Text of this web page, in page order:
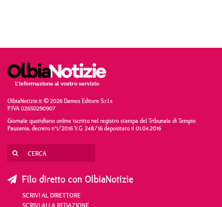
OlbiaNotizie.it © 2026 Damos Editore S.r.l.s
P.IVA 02650290907
Giornale quotidiano online iscritto nel registro stampa del Tribunale di Tempio
Pausania, decreto n°1/2016 V.G. 248/16 depositato il 01.04.2016
Filo diretto con OlbiaNotizie
SCRIVI AL DIRETTORE
SCRIVI ALLA REDAZIONE